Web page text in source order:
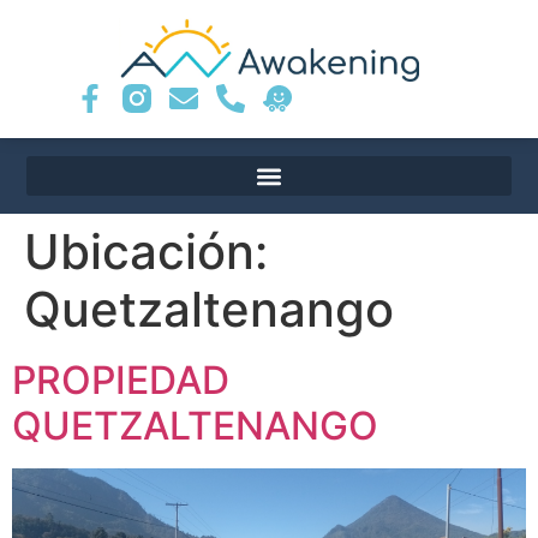
Ubicación:
Quetzaltenango
PROPIEDAD
QUETZALTENANGO